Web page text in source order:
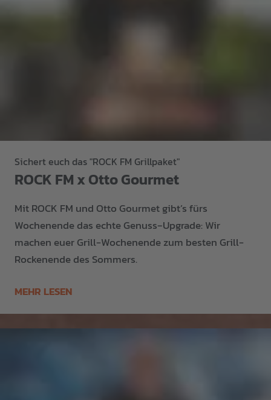
Sichert euch das "ROCK FM Grillpaket"
ROCK FM x Otto Gourmet
Mit ROCK FM und Otto Gourmet gibt’s fürs
Wochenende das echte Genuss‑Upgrade: Wir
machen euer Grill-Wochenende zum besten Grill-
Rockenende des Sommers.
MEHR LESEN